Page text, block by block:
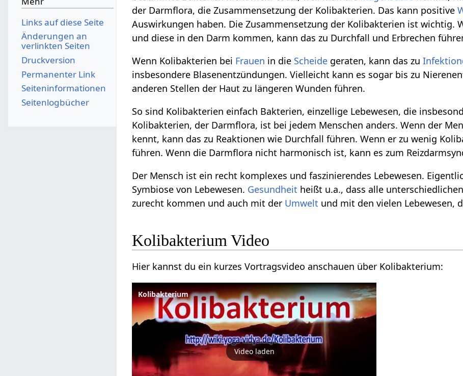
der Darmflora, die Zusammensetzung der Kolibakterien. Das kann positive
Auswirkungen haben. Die Zusammensetzung der Kolibakterien ist wichtig.
und diese in den Darm kommen, kann das zu Durchfall und Erbrechen
Wenn Kolibakterien bei Frauen in die Scheide geraten, kann das zu
insbesondere Blasenentzündungen. Vielleicht kann es sogar bis zu
anderen Stellen der Haut zu längeren Wunden führen.
So sind Kolibakterien einfach Bakterien, einzellige Lebewesen, die
Kolibakterien, der Darmflora, ist bei jedem Menschen anders. Wenn der
kennt, kann das zu Reaktionen wie Durchfall führen. Wenn er zu wenig
führen. Wenn die Darmflora nicht harmonisch ist, kann es zum
Der Mensch ist ein recht komplexes und faszinierendes Lebewesen.
Symbiose von Lebewesen. Gesundheit heißt u.a., dass alle unterschiedlichen
zurecht kommen und auch mit der Umwelt und mit den vielen Lebewesen,
Kolibakterium Video
Hier kannst du ein kurzes Vortragsvideo anschauen über Kolibakterium:
Kolibakterium
Video laden
Links auf diese Seite
Änderungen an
verlinkten Seiten
Druckversion
Permanenter Link
Seiten­­informationen
Seitenlogbücher